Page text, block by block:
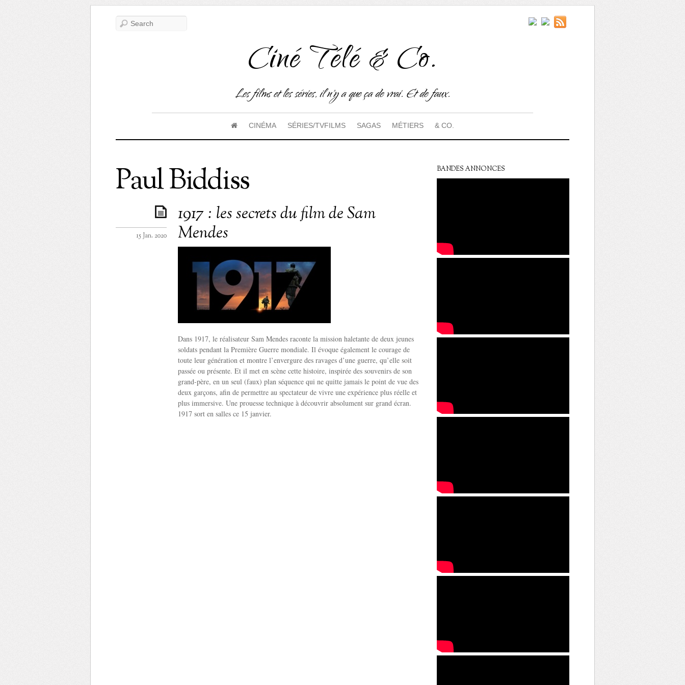
Ciné Télé & Co.
Les films et les séries, il n'y a que ça de vrai. Et de faux.
CINÉMA SÉRIES/TVFILMS SAGAS MÉTIERS & CO.
Paul Biddiss
1917 : les secrets du film de Sam
Mendes
15 Jan. 2020
Dans 1917, le réalisateur Sam Mendes raconte la mission haletante de deux jeunes
soldats pendant la Première Guerre mondiale. Il évoque également le courage de
toute leur génération et montre l’envergure des ravages d’une guerre, qu’elle soit
passée ou présente. Et il met en scène cette histoire, inspirée des souvenirs de son
grand-père, en un seul (faux) plan séquence qui ne quitte jamais le point de vue des
deux garçons, afin de permettre au spectateur de vivre une expérience plus réelle et
plus immersive. Une prouesse technique à découvrir absolument sur grand écran.
1917 sort en salles ce 15 janvier.
BANDES ANNONCES